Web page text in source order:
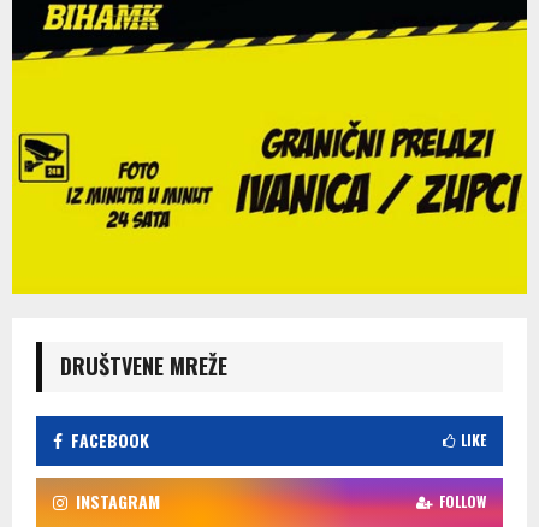
DRUŠTVENE MREŽE
FACEBOOK LIKE
INSTAGRAM FOLLOW